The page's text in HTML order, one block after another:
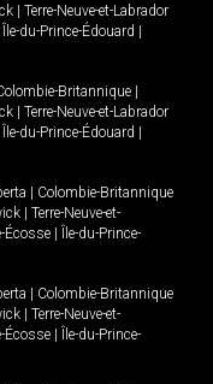
Terre-Neuve-et-Labrador
Île-du-Prince-Édouard
Britannique
Terre-Neuve-et-Labrador
Île-du-Prince-Édouard
Colombie-Britannique
Terre-Neuve-et-
Écosse
Île-du-Prince-
Colombie-Britannique
Terre-Neuve-et-
Écosse
Île-du-Prince-